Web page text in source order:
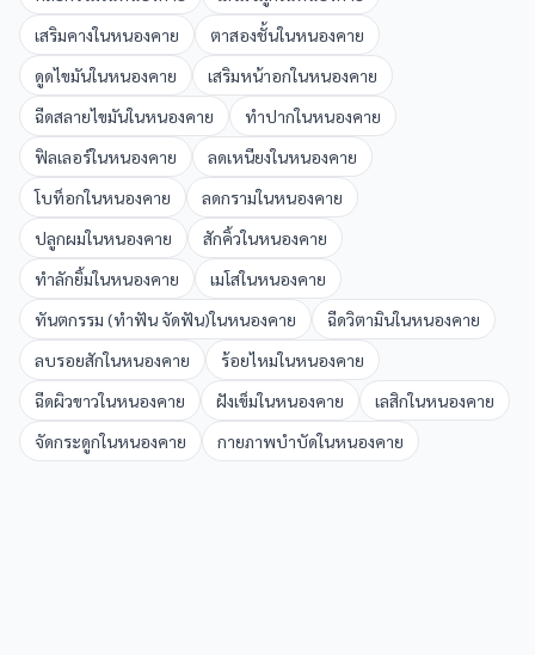
เสริมคางในหนองคาย ตาสองชั้นในหนองคาย
ดูดไขมันในหนองคาย เสริมหน้าอกในหนองคาย
ฉีดสลายไขมันในหนองคาย ทำปากในหนองคาย
ฟิลเลอร์ในหนองคาย ลดเหนียงในหนองคาย
โบท็อกในหนองคาย ลดกรามในหนองคาย
ปลูกผมในหนองคาย สักคิ้วในหนองคาย
ทำลักยิ้มในหนองคาย เมโสในหนองคาย
ทันตกรรม (ทำฟัน จัดฟัน)ในหนองคาย ฉีดวิตามินในหนองคาย
ลบรอยสักในหนองคาย ร้อยไหมในหนองคาย
ฉีดผิวขาวในหนองคาย ฝังเข็มในหนองคาย เลสิกในหนองคาย
จัดกระดูกในหนองคาย กายภาพบำบัดในหนองคาย